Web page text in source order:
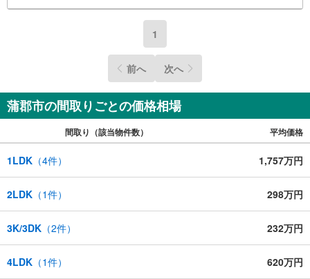
1
前へ 次へ
蒲郡市の間取りごとの価格相場
間取り（該当物件数） 平均価格
1LDK （4件） 1,757万円
2LDK （1件） 298万円
3K/3DK （2件） 232万円
4LDK （1件） 620万円